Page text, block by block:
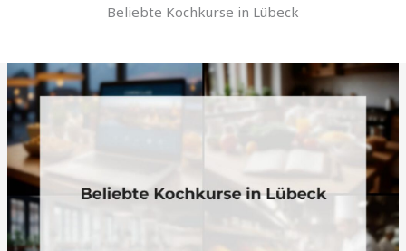
Beliebte Kochkurse in Lübeck